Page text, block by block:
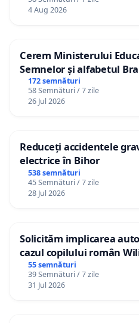
4 Aug 2026
Cerem Ministerului
Semnelor și alfabetul
Republica Moldova!
172 semnături
58 Semnături / 7 zile
26 Jul 2026
Reduceți accidentele
electrice în Bihor
538 semnături
45 Semnături / 7 zile
28 Jul 2026
Solicităm implicarea
cazul copilului român
Gheorghe, aflat în
12 ani
55 semnături
39 Semnături / 7 zile
31 Jul 2026